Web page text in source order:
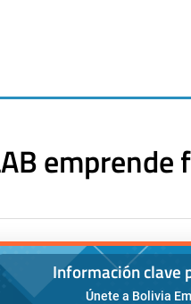
Información clave
Únete a Bolivia